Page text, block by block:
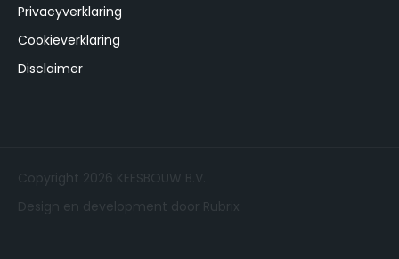
Privacyverklaring
Cookieverklaring
Disclaimer
Copyright 2026 KEESBOUW B.V.
Design en development door Rubrix